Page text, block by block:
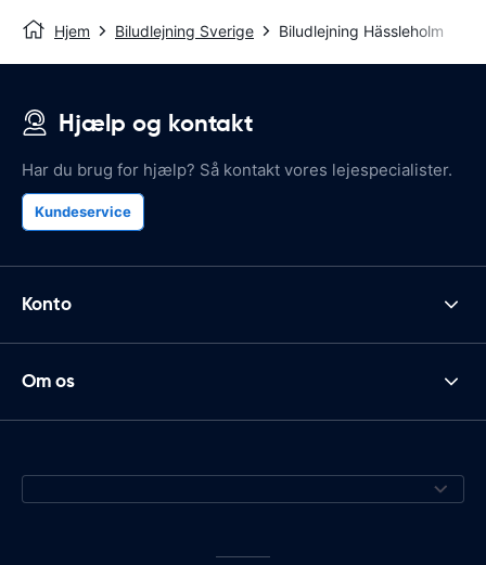
Hjem Biludlejning Sverige Biludlejning Hässleholm
Hjælp og kontakt
Har du brug for hjælp? Så kontakt vores lejespecialister.
Kundeservice
Konto
Om os